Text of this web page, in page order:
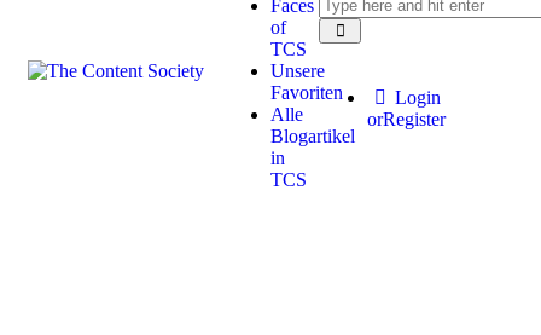
Faces
of
TCS
Unsere
Favoriten
Alle
Blogartikel
in
TCS
Login
orRegister